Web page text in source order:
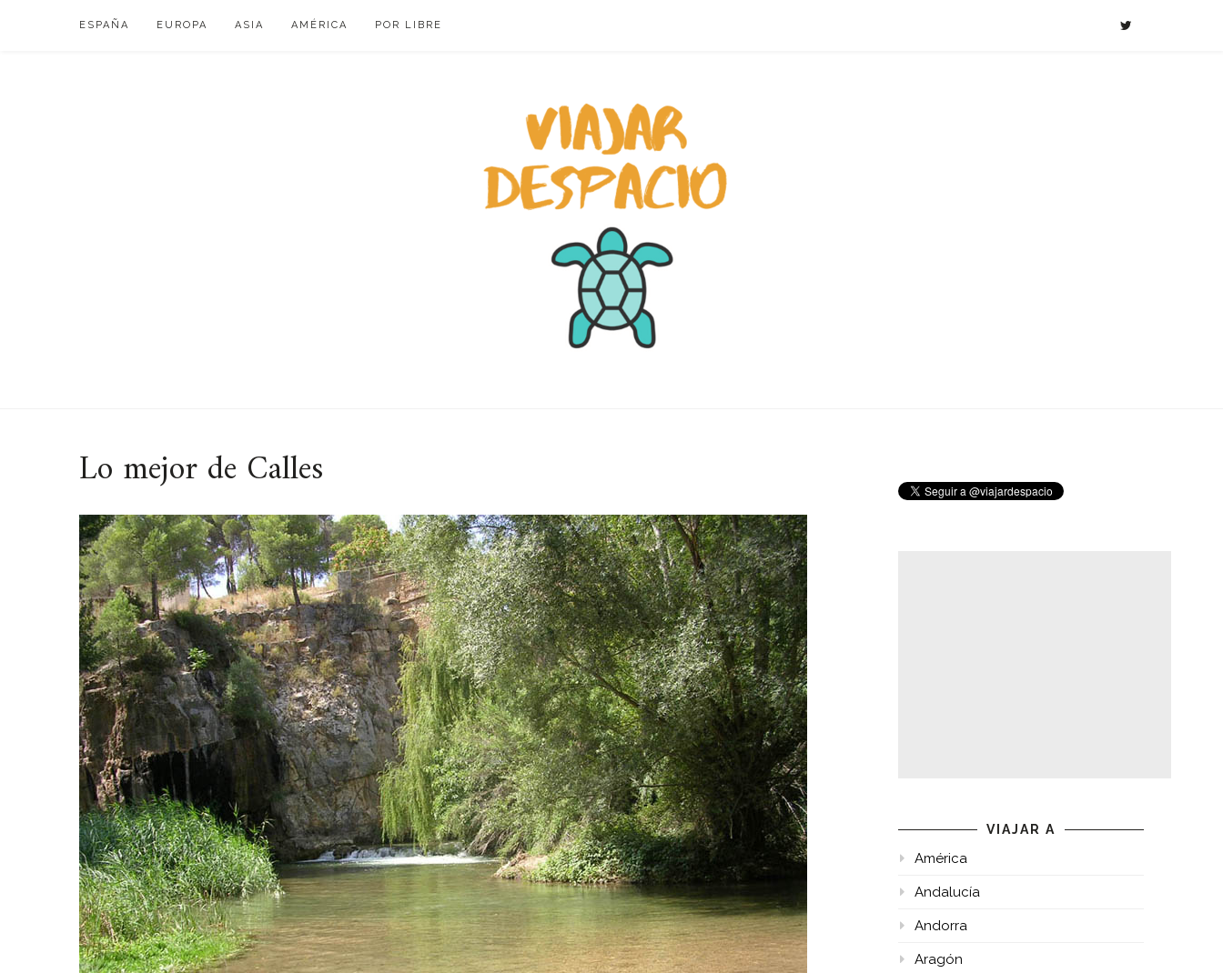
ESPAÑA EUROPA ASIA AMÉRICA POR LIBRE
Lo mejor de Calles
VIAJAR A
América
Andalucía
Andorra
Aragón